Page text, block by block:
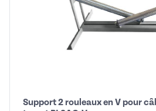
Support 2 rouleaux en V pour